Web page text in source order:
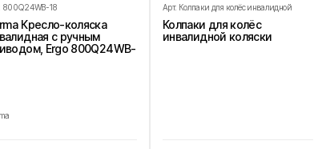
800Q24WB-18
Кресло-коляска
с ручным
Ergo 800Q24WB-
Арт. Колпаки для колёс инвалидной
коляски
Колпаки для колёс
инвалидной коляски